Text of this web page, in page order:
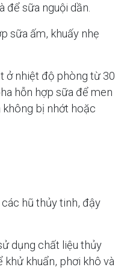
để sữa nguội dần.
sữa ấm, khuấy nhẹ
ở nhiệt độ phòng từ 30
hỗn hợp sữa để men
không bị nhớt hoặc
hũ thủy tinh, đậy
dụng chất liệu thủy
khử khuẩn, phơi khô và